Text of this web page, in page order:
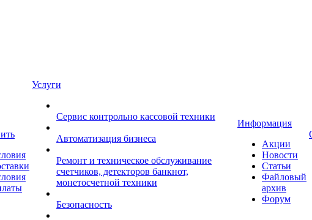
Услуги
Сервис контрольно кассовой техники
Автоматизация бизнеса
Ремонт и техническое обслуживание
счетчиков, детекторов банкнот,
монетосчетной техники
Безопасность
Информация
Акции
Новости
Статьи
Файловый
архив
Форум